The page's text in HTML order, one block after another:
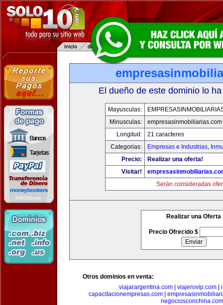
El dueño de este dominio lo
Mayusculas:
Minusculas:
empresasinmobiliarias.com
Longitud:
21 caracteres
Categorias:
Empresas e Industrias,
Precio:
Realizar una oferta!
Visitar!
Serán consideradas
Realizar una Oferta
Precio Ofrecido $
Otros dominios en venta:
viajarargentina.com| viajerovip.com|
capacitacionempresas.com|
negociosconchina.com